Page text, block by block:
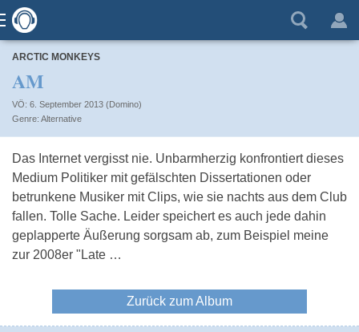
ARCTIC MONKEYS
AM
VÖ: 6. September 2013 (Domino)
Alternative
Das Internet vergisst nie. Unbarmherzig konfrontiert dieses
Medium Politiker mit gefälschten Dissertationen oder
betrunkene Musiker mit Clips, wie sie nachts aus dem Club
fallen. Tolle Sache. Leider speichert es auch jede dahin
geplapperte Äußerung sorgsam ab, zum Beispiel meine
zur 2008er "Late …
Zurück zum Album